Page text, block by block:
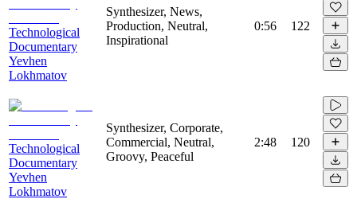
Technological
Documentary
Yevhen
Lokhmatov
Synthesizer, News,
Production, Neutral,
Inspirational
0:56 122
Technological
Documentary
Yevhen
Lokhmatov
Synthesizer, Corporate,
Commercial, Neutral,
Groovy, Peaceful
2:48 120